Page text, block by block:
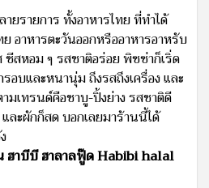
ยรายการ ทั้งอาหารไทย ที่ทำได้
อาหารตะวันออกหรืออาหารอาหรับ
ชีสหอม ๆ รสชาติอร่อย พิซซ่าก็เริ่ด
อบและหนานุ่ม ถึงรสถึงเครื่อง และ
มเทรนด์คือชาบู-ปิ้งย่าง รสชาติดี
ละผักก็สด บอกเลยมาร้านนี้ได้
ฮาบีบี ฮาลาลฟู๊ด Habibi halal